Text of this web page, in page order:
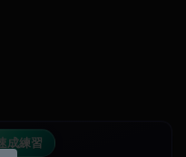
成練習